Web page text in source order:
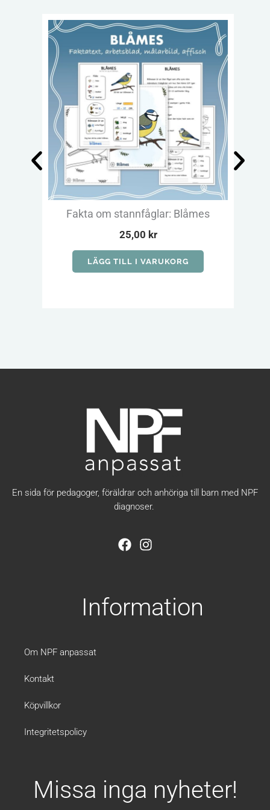
Fakta om stannfåglar: Blåmes
25,00 kr
LÄGG TILL I VARUKORG
En sida för pedagoger, föräldrar och anhöriga till barn med NPF
diagnoser.
F
o
I
g
Information
Om NPF anpassat
Kontakt
Köpvillkor
Integritetspolicy
Missa inga nyheter!